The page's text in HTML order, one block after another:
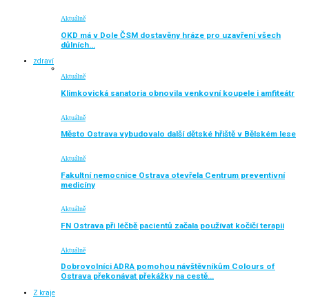
Aktuálně
OKD má v Dole ČSM dostavěny hráze pro uzavření všech
důlních…
zdraví
Aktuálně
Klimkovická sanatoria obnovila venkovní koupele i amfiteátr
Aktuálně
Město Ostrava vybudovalo další dětské hřiště v Bělském lese
Aktuálně
Fakultní nemocnice Ostrava otevřela Centrum preventivní
medicíny
Aktuálně
FN Ostrava při léčbě pacientů začala používat kočičí terapii
Aktuálně
Dobrovolníci ADRA pomohou návštěvníkům Colours of
Ostrava překonávat překážky na cestě…
Z kraje